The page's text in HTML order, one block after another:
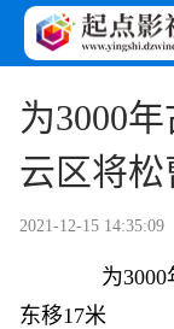
为3000
云区将松
2021-12-15 14:35:09
为3000年
东移17米